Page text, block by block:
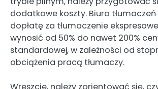
dodatkowe koszty. Biura
dopłatę za tłumaczenie
wynosić od 50% do nawet 200%
standardowej, w zależności od
obciążenia pracą tłumaczy.
Wreszcie, należy zorientować się,